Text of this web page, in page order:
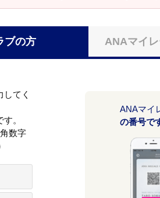
ブの方 ANAマイ
てく
。
数字
ANAマイ
の番号で